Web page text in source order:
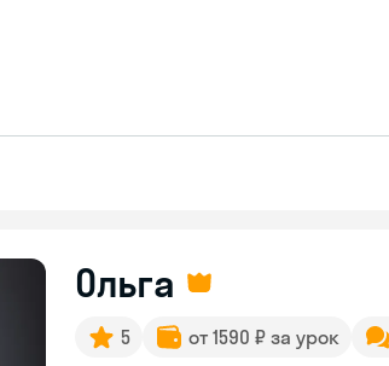
Ольга
5 от 1590 ₽ за урок